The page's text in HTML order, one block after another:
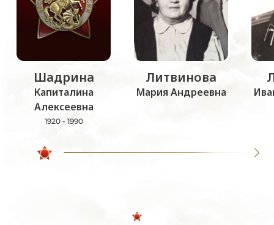
Шадрина
Капиталина
Алексеевна
1920 - 1990
Литвинова
Мария Андреевна